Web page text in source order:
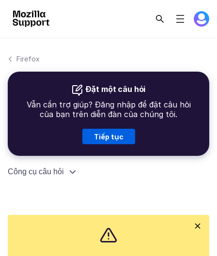
Firefox
Đặt một câu hỏi
Vẫn cần trợ giúp? Đăng nhập để đặt câu hỏi
của bạn trên diễn đàn của chúng tôi.
Tiếp tục
Công cụ câu hỏi